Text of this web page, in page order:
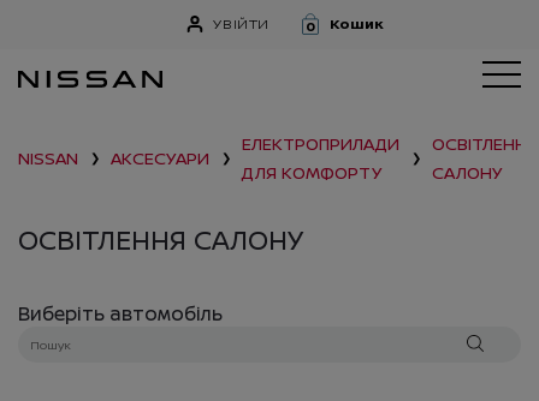
УВІЙТИ 0 Кошик
NISSAN ❯ АКСЕСУАРИ ❯
ЕЛЕКТРОПРИЛАДИ
ДЛЯ КОМФОРТУ
❯
ОСВІТЛЕННЯ
САЛОНУ
ОСВІТЛЕННЯ САЛОНУ
Виберіть автомобіль